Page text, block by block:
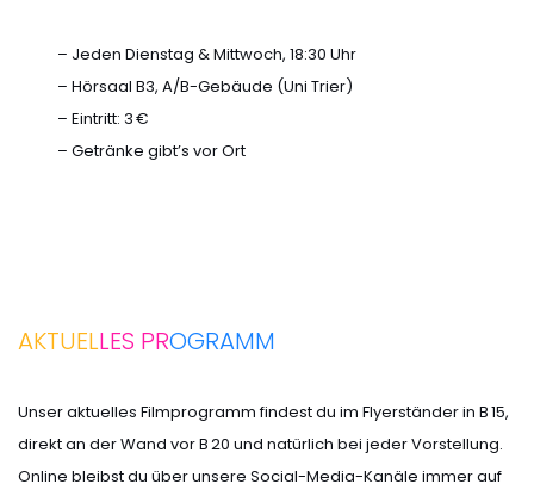
– Jeden Dienstag & Mittwoch, 18:30 Uhr
– Hörsaal B3, A/B-Gebäude (Uni Trier)
– Eintritt: 3 €
– Getränke gibt’s vor Ort
AKTUELLES PROGRAMM
Unser aktuelles Filmprogramm findest du im Flyerständer in B 15,
direkt an der Wand vor B 20 und natürlich bei jeder Vorstellung.
Online bleibst du über unsere Social-Media-Kanäle immer auf